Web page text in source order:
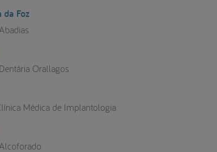
da Foz
Orallagos
Médica de Implantologia